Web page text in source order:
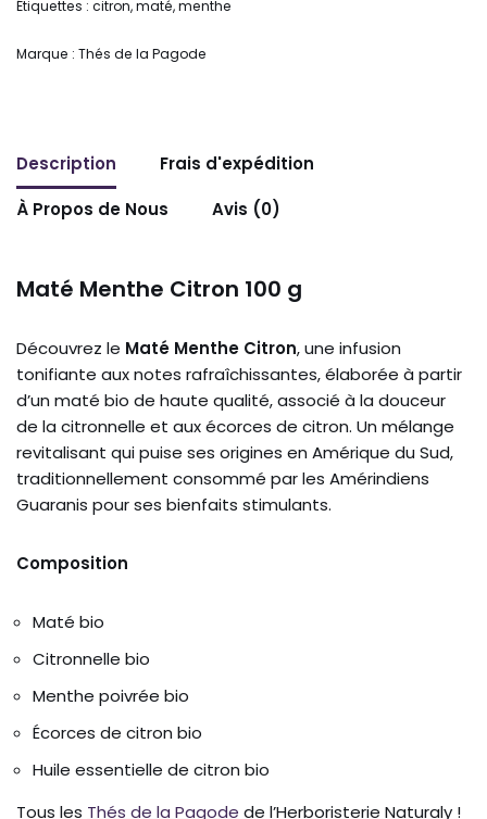
Étiquettes : citron,maté,menthe
Marque : Thés de la Pagode
Description
Frais d'expédition
À Propos de Nous
Avis (0)
Maté Menthe Citron 100 g
Découvrez le Maté Menthe Citron, une infusion
tonifiante aux notes rafraîchissantes, élaborée à partir
d’un maté bio de haute qualité, associé à la douceur
de la citronnelle et aux écorces de citron. Un mélange
revitalisant qui puise ses origines en Amérique du Sud,
traditionnellement consommé par les Amérindiens
Guaranis pour ses bienfaits stimulants.
Composition
Maté bio
Citronnelle bio
Menthe poivrée bio
Écorces de citron bio
Huile essentielle de citron bio
Tous les Thés de la Pagode de l’Herboristerie Naturaly !